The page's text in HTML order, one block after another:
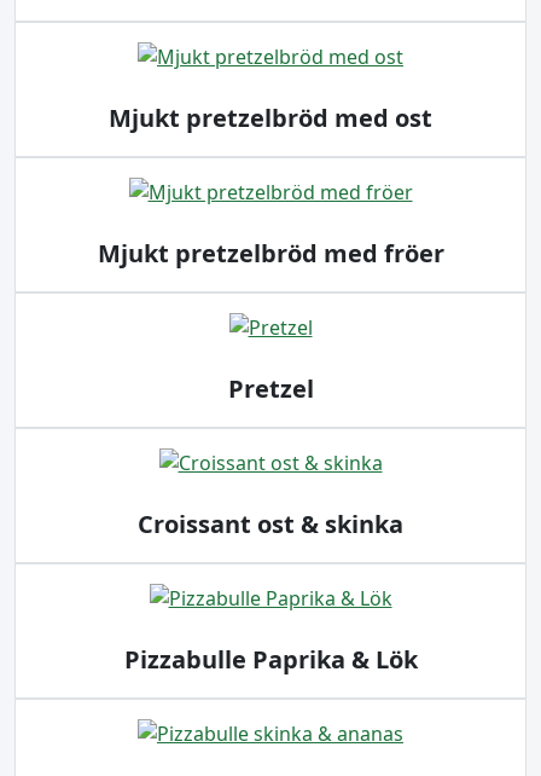
Mjukt pretzelbröd med ost
Mjukt pretzelbröd med fröer
Pretzel
Croissant ost & skinka
Pizzabulle Paprika & Lök